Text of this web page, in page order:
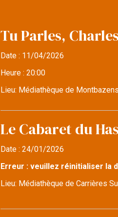
Tu Parles,
Date : 11/04/2026
Heure :20:00
Lieu: Médiathèque de
Le Cabaret du
Date :24/01/2026
Erreur : veuillez réinitialiser la
Lieu: Médiathèque de Carrières